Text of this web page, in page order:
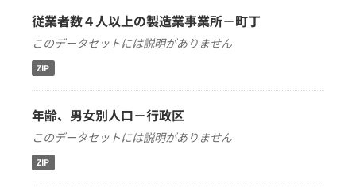
従業者数４人以上の製造業事業所－町丁
このデータセットには説明がありません
ZIP
年齢、男女別人口－行政区
このデータセットには説明がありません
ZIP